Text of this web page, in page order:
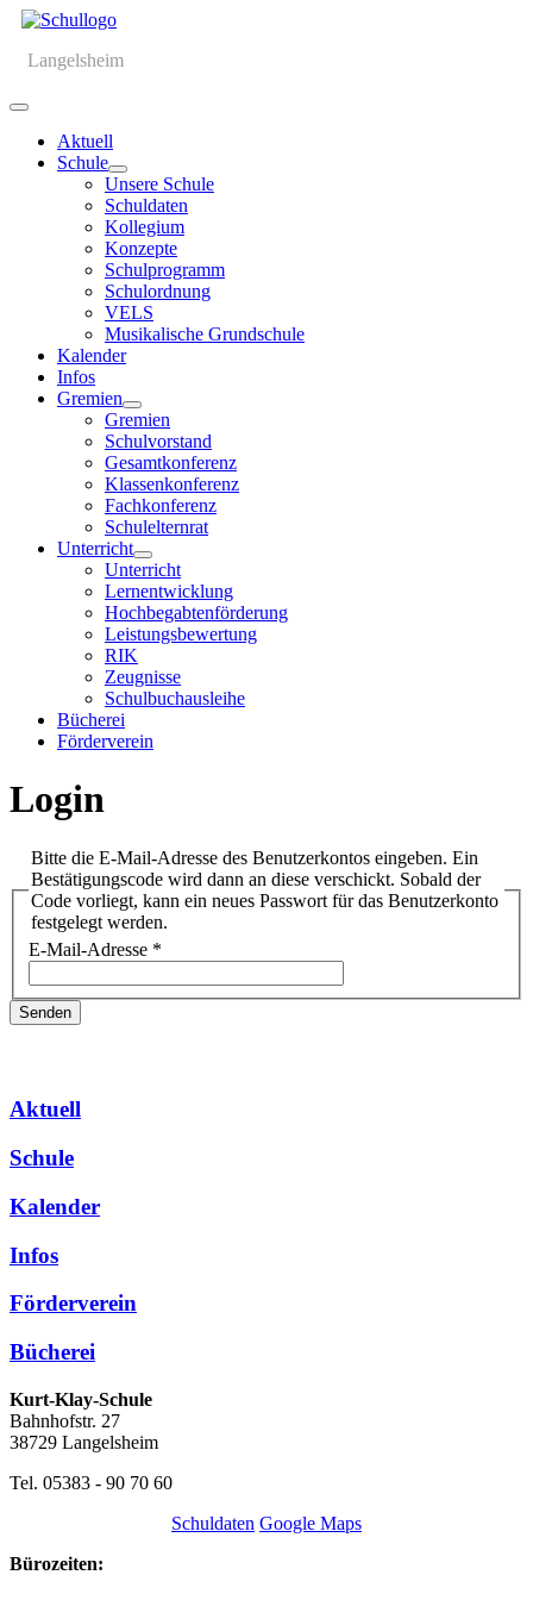
Langelsheim
Aktuell
Schule
Unsere Schule
Schuldaten
Kollegium
Konzepte
Schulprogramm
Schulordnung
VELS
Musikalische Grundschule
Kalender
Infos
Gremien
Gremien
Schulvorstand
Gesamtkonferenz
Klassenkonferenz
Fachkonferenz
Schulelternrat
Unterricht
Unterricht
Lernentwicklung
Hochbegabtenförderung
Leistungsbewertung
RIK
Zeugnisse
Schulbuchausleihe
Bücherei
Förderverein
Login
Bitte die E-Mail-Adresse des Benutzerkontos eingeben. Ein
Bestätigungscode wird dann an diese verschickt. Sobald der
Code vorliegt, kann ein neues Passwort für das Benutzerkonto
festgelegt werden.
E-Mail-Adresse *
Senden
Aktuell
Schule
Kalender
Infos
Förderverein
Bücherei
Kurt-Klay-Schule
Bahnhofstr. 27
38729 Langelsheim
Tel. 05383 - 90 70 60
Schuldaten Google Maps
Bürozeiten: